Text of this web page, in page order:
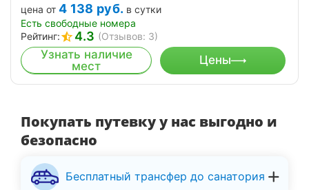
цена от 4 138 руб. в сутки
Есть свободные номера
Рейтинг:
4.3 (Отзывов: 3)
Узнать наличие
мест
Цены
Покупать путевку у нас выгодно и
безопасно
Бесплатный трансфер до санатория